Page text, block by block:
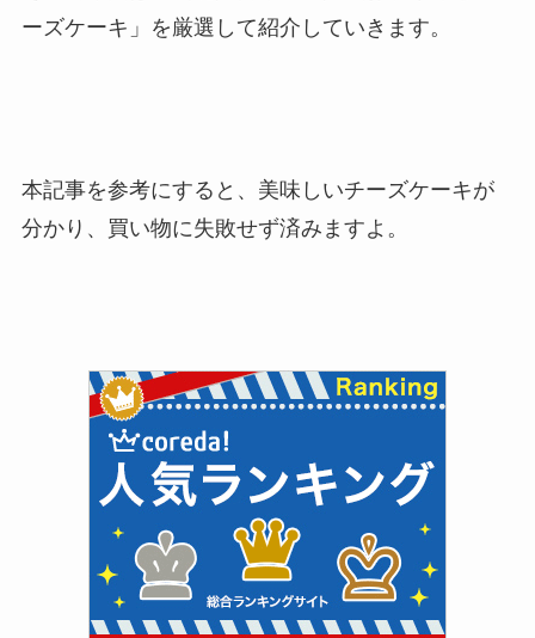
ーズケーキ」を厳選して紹介していきます。
本記事を参考にすると、美味しいチーズケーキが
分かり、買い物に失敗せず済みますよ。